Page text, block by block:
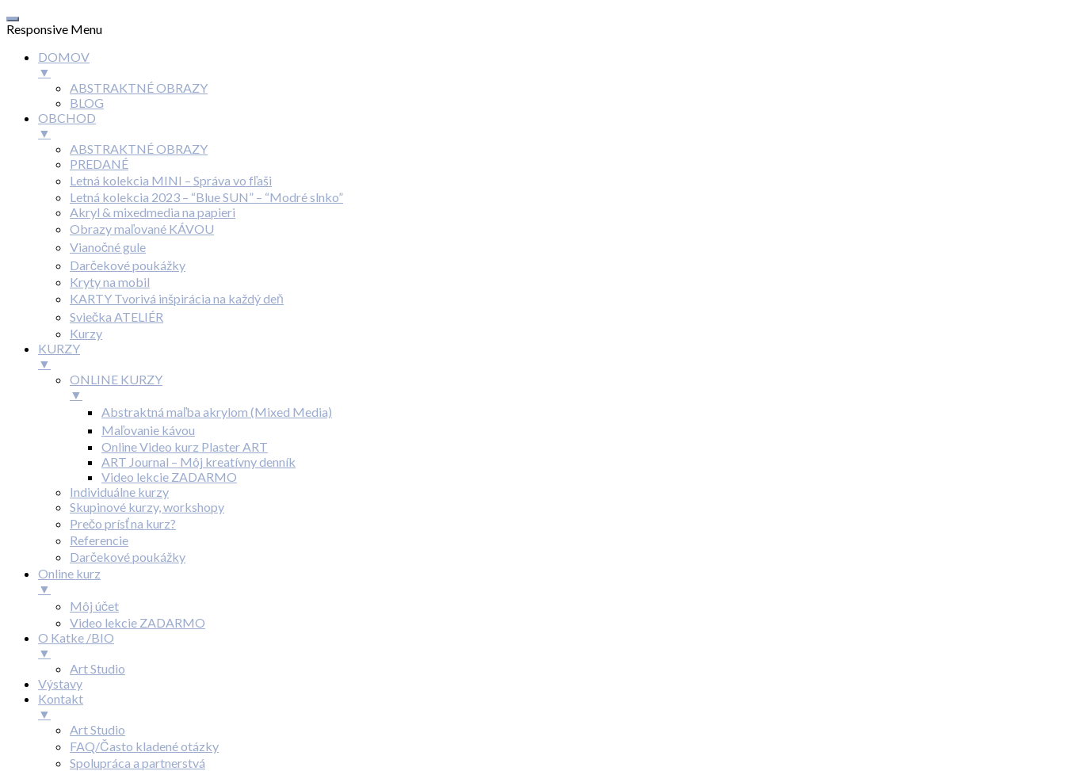
Responsive Menu
DOMOV
▼
ABSTRAKTNÉ OBRAZY
BLOG
OBCHOD
▼
ABSTRAKTNÉ OBRAZY
PREDANÉ
Letná kolekcia MINI – Správa vo fľaši
Letná kolekcia 2023 – “Blue SUN” – “Modré slnko”
Akryl & mixedmedia na papieri
Obrazy maľované KÁVOU
Vianočné gule
Darčekové poukážky
Kryty na mobil
KARTY Tvorivá inšpirácia na každý deň
Sviečka ATELIÉR
Kurzy
KURZY
▼
ONLINE KURZY
▼
Abstraktná maľba akrylom (Mixed Media)
Maľovanie kávou
Online Video kurz Plaster ART
ART Journal – Môj kreatívny denník
Video lekcie ZADARMO
Individuálne kurzy
Skupinové kurzy, workshopy
Prečo prísť na kurz?
Referencie
Darčekové poukážky
Online kurz
▼
Môj účet
Video lekcie ZADARMO
O Katke /BIO
▼
Art Studio
Výstavy
Kontakt
▼
Art Studio
FAQ/Často kladené otázky
Spolupráca a partnerstvá